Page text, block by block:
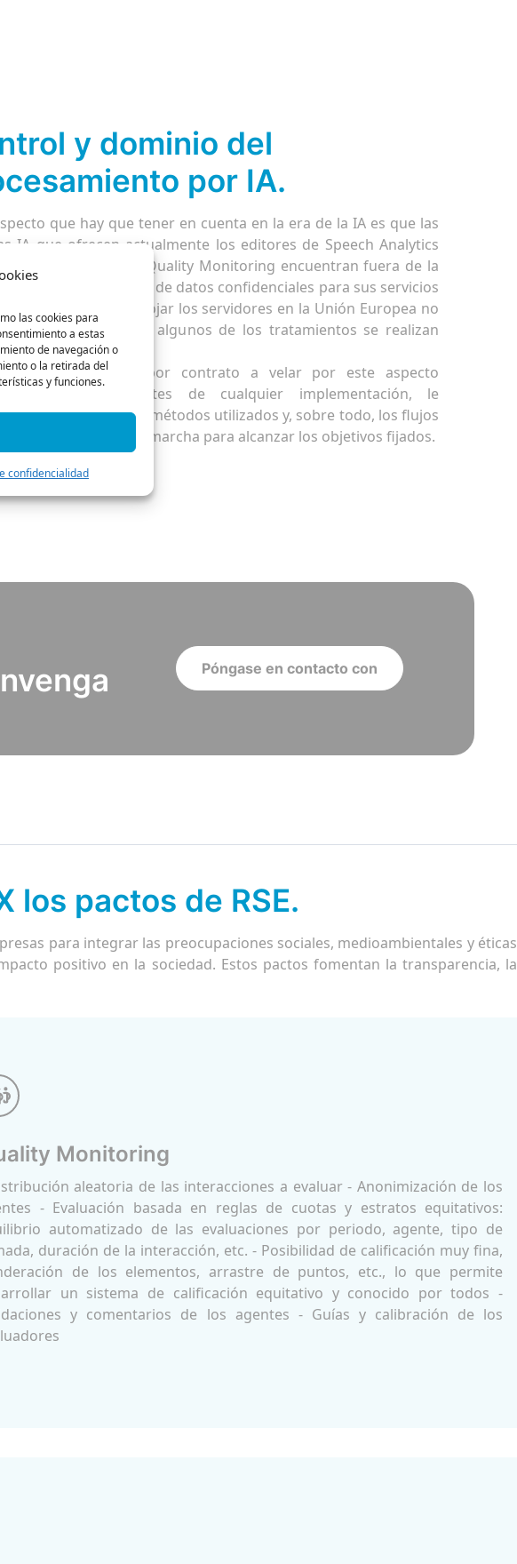
las cookies para
a estas
de navegación o
o la retirada del
y funciones.
confidencialidad
y dominio del
por IA.
que hay que tener en cuenta en la era de la IA es que las
IA que ofrecen actualmente los editores de Speech Analytics
Monitoring a veces Quality Monitoring encuentran fuera de la
gran cantidad de datos confidenciales para sus servicios
o de bajo coste. Alojar los servidores en la Unión Europea no
de seguridad si algunos de los tratamientos se realizan
todo control.
de CrossCX por contrato a velar por este aspecto
Además, antes de cualquier implementación, le
con detalle los métodos utilizados y, sobre todo, los flujos
que se pondrán en marcha para alcanzar los objetivos fijados.
Póngase en contacto con
los pactos de RSE.
para integrar las preocupaciones sociales, medioambientales y éticas
positivo en la sociedad. Estos pactos fomentan la transparencia, la
Monitoring
aleatoria de las interacciones a evaluar - Anonimización de los
- Evaluación basada en reglas de cuotas y estratos equitativos:
automatizado de las evaluaciones por periodo, agente, tipo de
duración de la interacción, etc. - Posibilidad de calificación muy fina,
de los elementos, arrastre de puntos, etc., lo que permite
un sistema de calificación equitativo y conocido por todos -
y comentarios de los agentes - Guías y calibración de los